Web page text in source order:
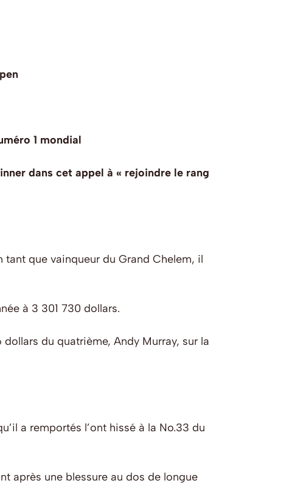
1 mondial
dans cet appel à « rejoindre le rang
tant que vainqueur du Grand Chelem, il
à 3 301 730 dollars.
du quatrième, Andy Murray, sur la
a remportés l’ont hissé à la No.33 du
après une blessure au dos de longue